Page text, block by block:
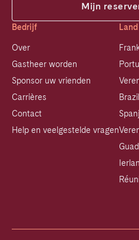
Mijn
Bedrijf
Over
Gastheer worden
Sponsor uw vrienden
Carrières
Contact
Help en veelgestelde vragen
Land